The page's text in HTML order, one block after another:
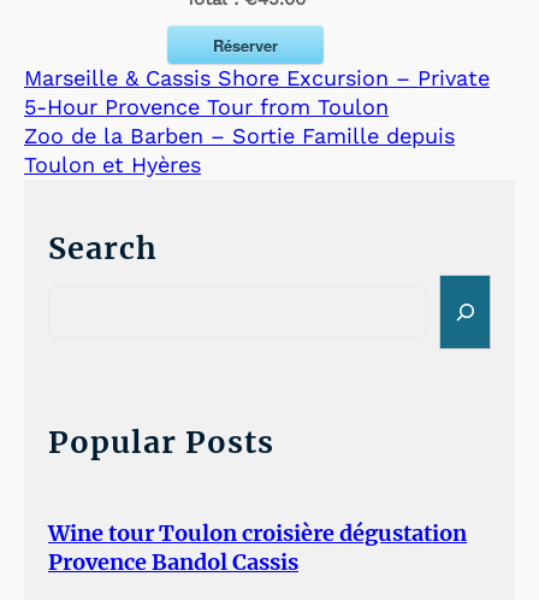
Réserver
Marseille & Cassis Shore Excursion – Private
5-Hour Provence Tour from Toulon
Zoo de la Barben – Sortie Famille depuis
Toulon et Hyères
Search
h
Popular Posts
Wine tour Toulon croisière dégustation
Provence Bandol Cassis